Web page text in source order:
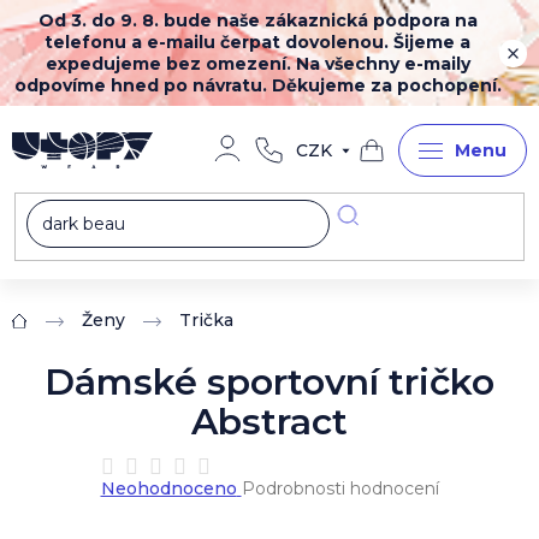
Přejít
na
obsah
Od 3. do 9. 8. bude naše zákaznická podpora na
telefonu a e-mailu čerpat dovolenou. Šijeme a
expedujeme bez omezení. Na všechny e-maily
odpovíme hned po návratu. Děkujeme za pochopení.
CZK
Nákupní
košík
Domů Ženy Trička
Dámské sportovní tričko
Abstract
Průměrné
hodnocení
Neohodnoceno Podrobnosti hodnocení